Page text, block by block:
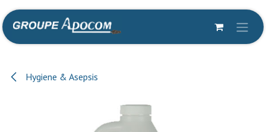
Se rendre au contenu
Hygiene & Asepsis